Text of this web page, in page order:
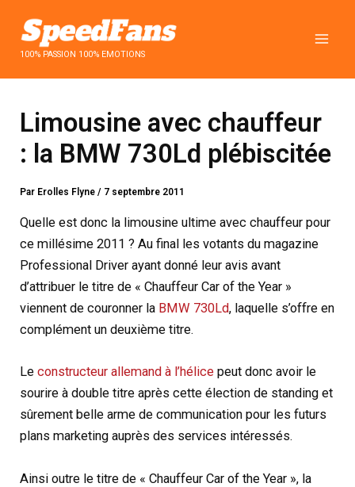
contenu100% PASSION 100% EMOTIONS
Limousine avec chauffeur
: la BMW 730Ld plébiscitée
Par Erolles Flyne/ 7 septembre 2011
Quelle est donc la limousine ultime avec chauffeur pour
ce millésime 2011 ? Au final les votants du magazine
Professional Driver ayant donné leur avis avant
d’attribuer le titre de « Chauffeur Car of the Year »
viennent de couronner la BMW 730Ld, laquelle s’offre en
complément un deuxième titre.
Leconstructeur allemand à l’hélice peut donc avoir le
sourire à double titre après cette élection de standing et
sûrement belle arme de communication pour les futurs
plans marketing auprès des services intéressés.
Ainsi outre le titre de « Chauffeur Car of the Year », la